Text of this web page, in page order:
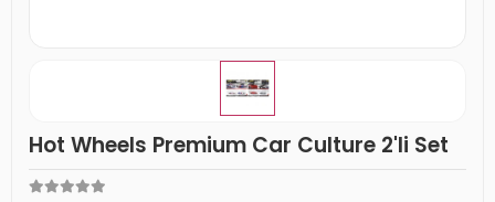
Hot Wheels Premium Car Culture 2'li Set